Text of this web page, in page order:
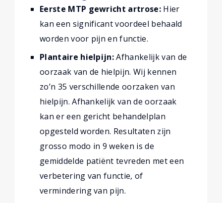
Eerste MTP gewricht artrose:Hier
kan een significant voordeel behaald
worden voor pijn en functie.
Plantaire hielpijn:Afhankelijk van de
oorzaak van de hielpijn. Wij kennen
zo’n 35 verschillende oorzaken van
hielpijn. Afhankelijk van de oorzaak
kan er een gericht behandelplan
opgesteld worden. Resultaten zijn
grosso modo in 9 weken is de
gemiddelde patiënt tevreden met een
verbetering van functie, of
vermindering van pijn.